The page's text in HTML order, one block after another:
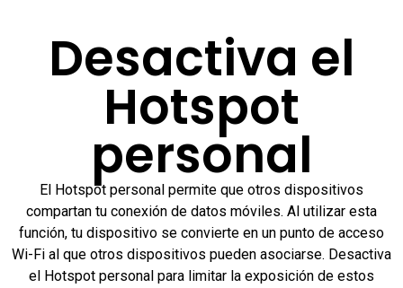
Desactiva el
Hotspot
personal
El Hotspot personal permite que otros dispositivos
compartan tu conexión de datos móviles. Al utilizar esta
función, tu dispositivo se convierte en un punto de acceso
Wi-Fi al que otros dispositivos pueden asociarse. Desactiva
el Hotspot personal para limitar la exposición de estos